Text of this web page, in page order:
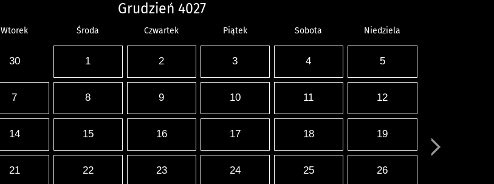
Grudzień 4027
Wtorek Środa Czwartek Piątek Sobota Niedziela
30 1 2 3 4 5
7 8 9 10 11 12
14 15 16 17 18 19
21 22 23 24 25 26